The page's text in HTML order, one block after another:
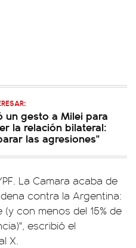
un gesto a Milei para
la relación bilateral:
las agresiones"
La Camara acaba de
contra la Argentina:
con menos del 15% de
escribió el
X.